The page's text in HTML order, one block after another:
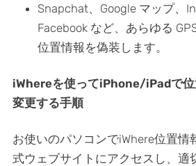
Snapchat、Google マップ、
Facebook など、あらゆる
位置情報を偽装します。
iWhereを使ってiPhone/iPadで位
変更する手順
お使いのパソコンでiWhere位置情
式ウェブサイトにアクセスし、適